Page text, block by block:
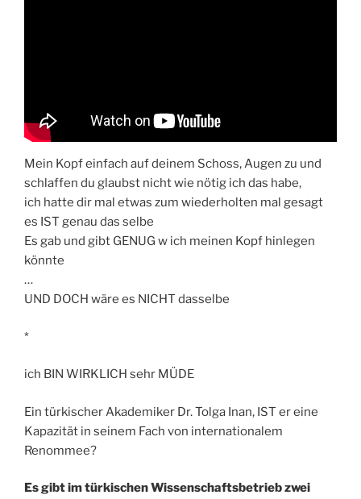
Mein Kopf einfach auf deinem Schoss, Augen zu und
schlaffen du glaubst nicht wie nötig ich das habe,
ich hatte dir mal etwas zum wiederholten mal gesagt
es IST genau das selbe
Es gab und gibt GENUG w ich meinen Kopf hinlegen
könnte
…
UND DOCH wäre es NICHT dasselbe
*
ich BIN WIRKLICH sehr MÜDE
Ein türkischer Akademiker Dr. Tolga Inan, IST er eine
Kapazität in seinem Fach von internationalem
Renommee?
Es gibt im türkischen Wissenschaftsbetrieb zwei